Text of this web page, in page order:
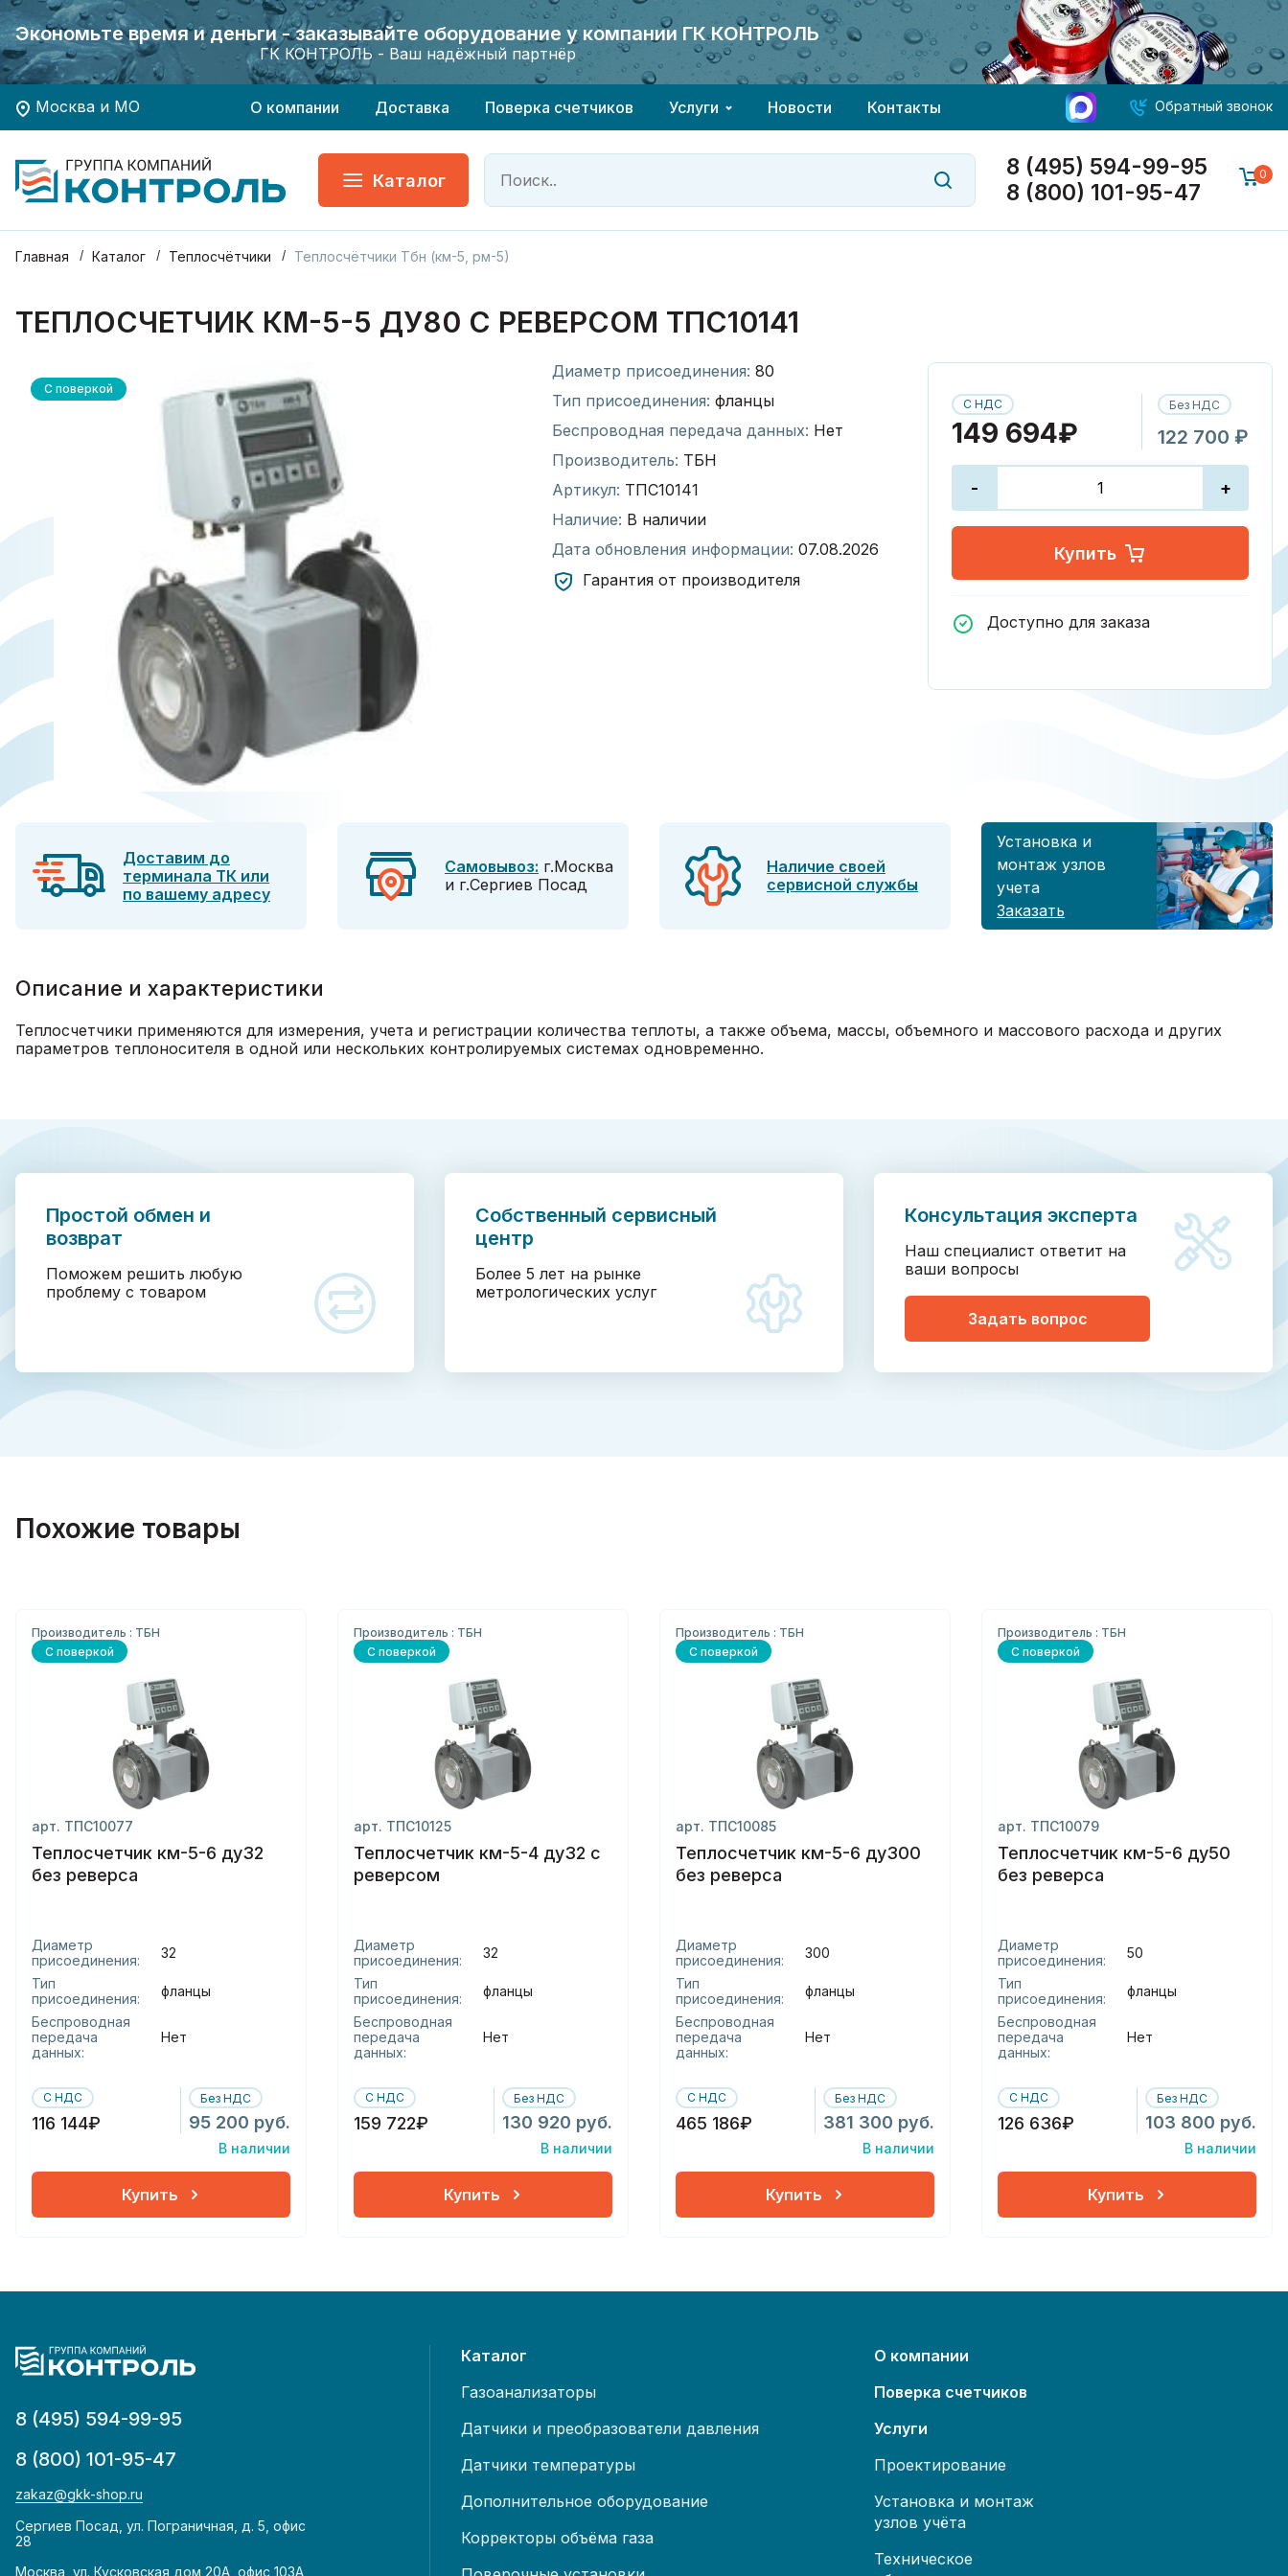
Экономьте время и деньги - заказывайте оборудование у компании ГК КОНТРОЛЬ
ГК КОНТРОЛЬ - Ваш надёжный партнёр
Хотите заказать поверку приборов учета?
Экономьте время и деньги - заказывайте оборудование у компании ГК КОНТРОЛЬ
ГК КОНТРОЛЬ - Ваш надёжный партнёр
Хотите заказать поверку приборов учета?
Москва и МО О компании Доставка Поверка счетчиков Услуги Новости Контакты Обратный звонок
Каталог
8 (495) 594-99-95
8 (800) 101-95-47
0
Главная Каталог Теплосчётчики Теплосчётчики Тбн (км-5, рм-5)
ТЕПЛОСЧЕТЧИК КМ-5-5 ДУ80 С РЕВЕРСОМ ТПС10141
С поверкой
Диаметр присоединения: 80
Тип присоединения: фланцы
Беспроводная передача данных: Нет
Производитель: ТБН
Артикул: ТПС10141
Наличие: В наличии
Дата обновления информации: 07.08.2026
Гарантия от производителя
С НДС
149 694₽
Без НДС
122 700 ₽
- +
Купить
Доступно для заказа
Доставим до
терминала ТК или
по вашему адресу
Самовывоз: г.Москва
и г.Сергиев Посад
Наличие своей
сервисной службы
Установка и
монтаж узлов
учета
Заказать
Описание и характеристики
Теплосчетчики применяются для измерения, учета и регистрации количества теплоты, а также объема, массы, объемного и массового расхода и других
параметров теплоносителя в одной или нескольких контролируемых системах одновременно.
Простой обмен и
возврат
Поможем решить любую
проблему с товаром
Собственный сервисный
центр
Более 5 лет на рынке
метрологических услуг
Консультация эксперта
Наш специалист ответит на
ваши вопросы
Задать вопрос
Похожие товары
Производитель : ТБН
С поверкой
арт. ТПС10077
Теплосчетчик км-5-6 ду32
без реверса
Диаметр
присоединения:
32
Тип
присоединения:
фланцы
Беспроводная
передача
данных:
Нет
С НДС
116 144₽
Без НДС
95 200 руб.
В наличии
Купить
Производитель : ТБН
С поверкой
арт. ТПС10125
Теплосчетчик км-5-4 ду32 с
реверсом
Диаметр
присоединения:
32
Тип
присоединения:
фланцы
Беспроводная
передача
данных:
Нет
С НДС
159 722₽
Без НДС
130 920 руб.
В наличии
Купить
Производитель : ТБН
С поверкой
арт. ТПС10085
Теплосчетчик км-5-6 ду300
без реверса
Диаметр
присоединения:
300
Тип
присоединения:
фланцы
Беспроводная
передача
данных:
Нет
С НДС
465 186₽
Без НДС
381 300 руб.
В наличии
Купить
Производитель : ТБН
С поверкой
арт. ТПС10079
Теплосчетчик км-5-6 ду50
без реверса
Диаметр
присоединения:
50
Тип
присоединения:
фланцы
Беспроводная
передача
данных:
Нет
С НДС
126 636₽
Без НДС
103 800 руб.
В наличии
Купить
8 (495) 594-99-95
8 (800) 101-95-47
zakaz@gkk-shop.ru
Сергиев Посад, ул. Пограничная, д. 5, офис
28
Москва, ул. Кусковская дом 20А, офис 103А
Каталог
Газоанализаторы
Датчики и преобразователи давления
Датчики температуры
Дополнительное оборудование
Корректоры объёма газа
О компании
Поверка счетчиков
Услуги
Проектирование
Установка и монтаж
узлов учёта
Техническое